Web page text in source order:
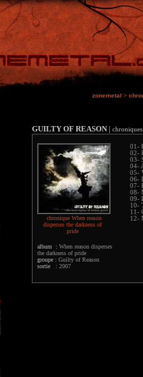
zonemetal >
GUILTY OF REASON | chroniques
chronique When reason
disperses the darkness of
pride
album : When reason disperses
the darkness of pride
groupe : Guilty of Reason
sortie : 2007
01-
02-
03-
04-
05-
06-
07-
08-
09-
10-
11-
12-